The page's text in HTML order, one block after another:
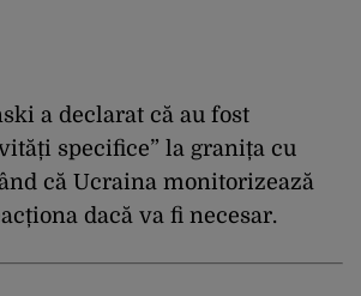
a declarat că au fost
specifice” la granița cu
că Ucraina monitorizează
dacă va fi necesar.